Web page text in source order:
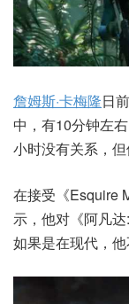
詹姆斯·卡梅隆日
中，有10分钟左
小时没有关系，但
在接受《Esquire
示，他对《阿凡
如果是在现代，